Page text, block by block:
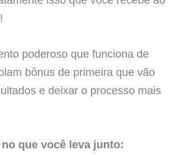
poderoso que funciona de
bônus de primeira que vão
e deixar o processo mais
que você leva junto: